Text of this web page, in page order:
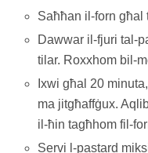
Saħħan il-forn għal
Dawwar il-fjuri tal-
tilar. Roxxhom bil-
Ixwi għal 20
ma jitgħaffġux.
il-ħin tagħhom fil-
Servi l-pastard